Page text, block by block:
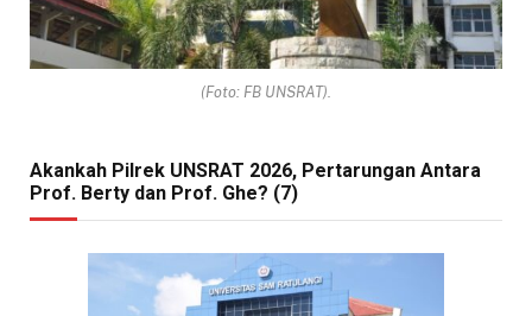
(Foto: FB UNSRAT).
Akankah Pilrek UNSRAT 2026, Pertarungan Antara
Prof. Berty dan Prof. Ghe? (7)